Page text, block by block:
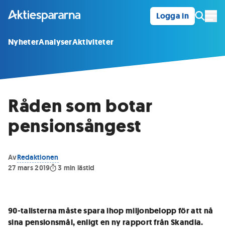
Logga in
NyheterAnalyserAktiviteter
Råden som botar
pensionsångest
AvRedaktionen
27 mars 2019
3 min lästid
90-talisterna måste spara ihop miljonbelopp för att nå
sina pensionsmål, enligt en ny rapport från Skandia.